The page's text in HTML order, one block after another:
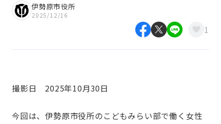
伊勢原市役所
2025/12/16
1
撮影日 2025年10月30日
今回は、伊勢原市役所のこどもみらい部で働く女性